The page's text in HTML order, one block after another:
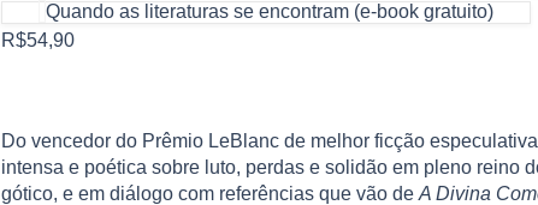
Quando as literaturas se encontram (e-book gratuito)
R$54,90
Do vencedor do Prêmio LeBlanc de melhor ficção
intensa e poética sobre luto, perdas e solidão em pleno reino
gótico, e em diálogo com referências que vão de A Divina